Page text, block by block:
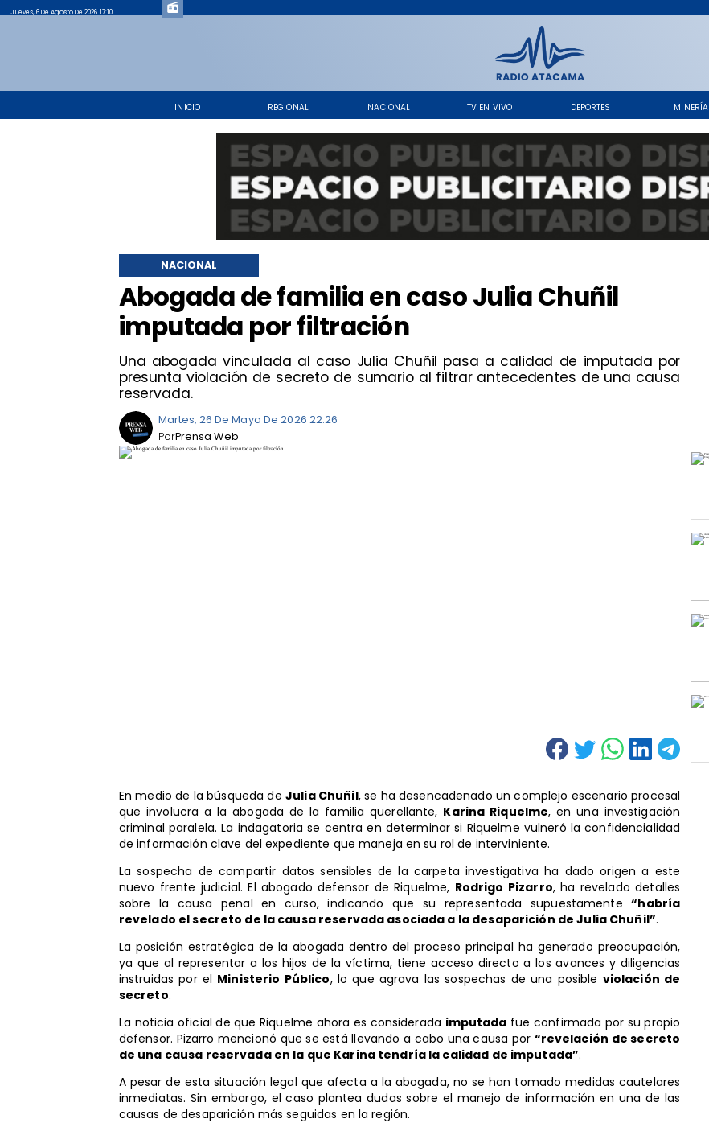
INICIO REGIONAL NACIONAL TV EN VIVO DEPORTES MINERÍA
Jueves, 6 De Agosto De 2026 17:10
Abogada de familia en caso Julia Chuñil
imputada por filtración
Una abogada vinculada al caso Julia Chuñil pasa a calidad de imputada por
presunta violación de secreto de sumario al filtrar antecedentes de una causa
reservada.
NACIONAL
Martes, 26 De Mayo De 2026 22:26
Prensa Web
Por
En medio de la búsqueda de Julia Chuñil, se ha desencadenado un complejo escenario procesal
que involucra a la abogada de la familia querellante, Karina Riquelme, en una investigación
criminal paralela. La indagatoria se centra en determinar si Riquelme vulneró la confidencialidad
de información clave del expediente que maneja en su rol de interviniente.
La sospecha de compartir datos sensibles de la carpeta investigativa ha dado origen a este
nuevo frente judicial. El abogado defensor de Riquelme, Rodrigo Pizarro, ha revelado detalles
sobre la causa penal en curso, indicando que su representada supuestamente“habría
revelado el secreto de la causa reservada asociada a la desaparición de Julia Chuñil”.
La posición estratégica de la abogada dentro del proceso principal ha generado preocupación,
ya que al representar a los hijos de la víctima, tiene acceso directo a los avances y diligencias
instruidas por el Ministerio Público, lo que agrava las sospechas de una posible violación de
secreto.
La noticia oficial de que Riquelme ahora es considerada imputada fue confirmada por su propio
defensor. Pizarro mencionó que se está llevando a cabo una causa por “revelación de secreto
de una causa reservada en la que Karina tendría la calidad de imputada”.
A pesar de esta situación legal que afecta a la abogada, no se han tomado medidas cautelares
inmediatas. Sin embargo, el caso plantea dudas sobre el manejo de información en una de las
causas de desaparición más seguidas en la región.